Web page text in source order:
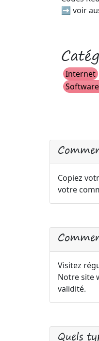
➡️ voir
Internet
Copiez
votre
Visitez
Notre site
validité.
Quels